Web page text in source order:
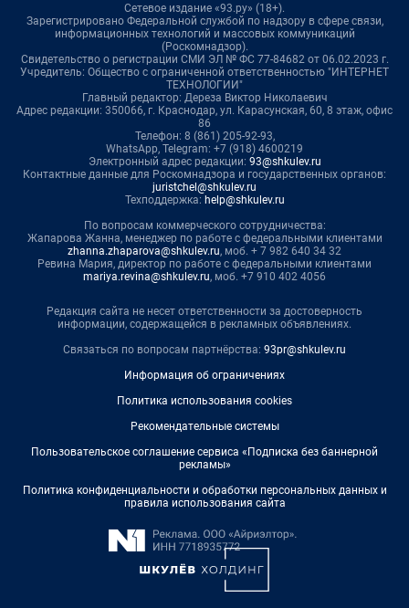
Сетевое издание «93.ру» (18+).
Зарегистрировано Федеральной службой по надзору в сфере связи,
информационных технологий и массовых коммуникаций
(Роскомнадзор).
Свидетельство о регистрации СМИ ЭЛ № ФС 77-84682 от 06.02.2023 г.
Учредитель: Общество с ограниченной ответственностью "ИНТЕРНЕТ
ТЕХНОЛОГИИ"
Главный редактор: Дереза Виктор Николаевич
Адрес редакции: 350066, г. Краснодар, ул. Карасунская, 60, 8 этаж, офис
86
Телефон: 8 (861) 205-92-93,
WhatsApp, Telegram: +7 (918) 4600219
Электронный адрес редакции: 93@shkulev.ru
Контактные данные для Роскомнадзора и государственных органов:
juristchel@shkulev.ru
Техподдержка: help@shkulev.ru
По вопросам коммерческого сотрудничества:
Жапарова Жанна, менеджер по работе с федеральными клиентами
zhanna.zhaparova@shkulev.ru, моб. + 7 982 640 34 32
Ревина Мария, директор по работе с федеральными клиентами
mariya.revina@shkulev.ru, моб. +7 910 402 4056
Редакция сайта не несет ответственности за достоверность
информации, содержащейся в рекламных объявлениях.
Связаться по вопросам партнёрства: 93pr@shkulev.ru
Информация об ограничениях
Политика использования cookies
Рекомендательные системы
Пользовательское соглашение сервиса «Подписка без баннерной
рекламы»
Политика конфиденциальности и обработки персональных данных и
правила использования сайта